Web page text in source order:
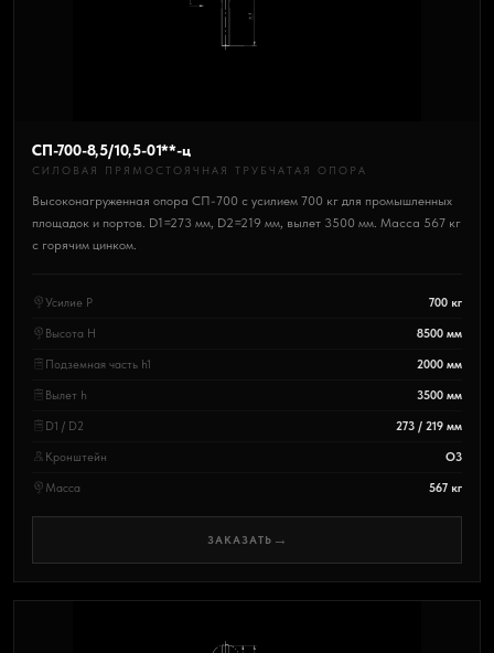
СП-700-8,5/10,5-01**-ц
СИЛОВАЯ ПРЯМОСТОЯЧНАЯ ТРУБЧАТАЯ ОПОРА
Высоконагруженная опора СП-700 с усилием 700 кг для промышленных
площадок и портов. D1=273 мм, D2=219 мм, вылет 3500 мм. Масса 567 кг
с горячим цинком.
Усилие P 700 кг
Высота H 8500 мм
Подземная часть h1 2000 мм
Вылет h 3500 мм
D1 / D2 273 / 219 мм
Кронштейн О3
Масса 567 кг
ЗАКАЗАТЬ →